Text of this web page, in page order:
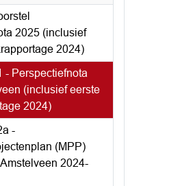
2025 (inclusief
2024)
- Perspectiefnota
(inclusief eerste
2024)
-
(MPP)
2024-